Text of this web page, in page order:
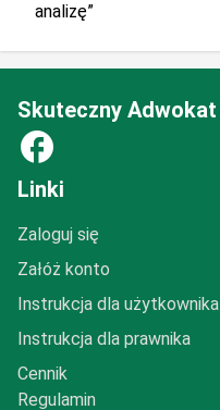
analizę”
Skuteczny Adwokat
facebook
Linki
Zaloguj się
Załóż konto
Instrukcja dla użytkownika
Instrukcja dla prawnika
Cennik
Regulamin